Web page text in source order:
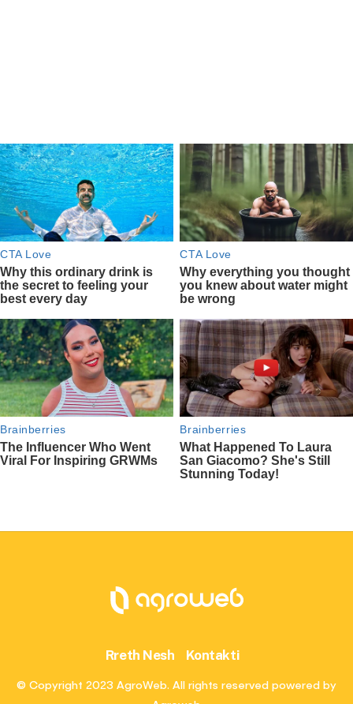
Rreth Nesh Kontakti
© Copyright 2023 AgroWeb. All rights reserved powered by